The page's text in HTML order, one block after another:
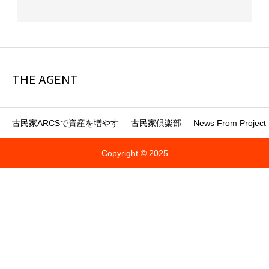
THE AGENT
古民家ARCSで資産を増やす 古民家倶楽部 News From Project
Copyright © 2025